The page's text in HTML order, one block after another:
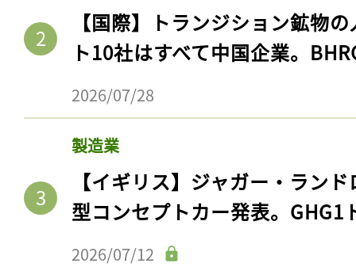
【国際】トランジション鉱物
ト10社はすべて中国企業。
2026/07/28
製造業
【イギリス】ジャガー・ラン
型コンセプトカー発表。GHG1
2026/07/12